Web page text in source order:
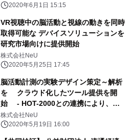
2020年6月1日 15:15
VR視聴中の脳活動と視線の動きを同時
取得可能な デバイスソリューションを
研究市場向けに提供開始
株式会社NeU
2020年5月25日 17:45
脳活動計測の実験デザイン策定～解析
を クラウド化したツール提供を開
始 - HOT-2000との連携により、実
験デザインと解析を簡易化 -
株式会社NeU
2020年5月19日 16:00